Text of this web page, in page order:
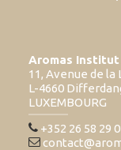
Aromas Institut
11, Avenue de la
L-4660
LUXEMBOURG
+352 26 58 29